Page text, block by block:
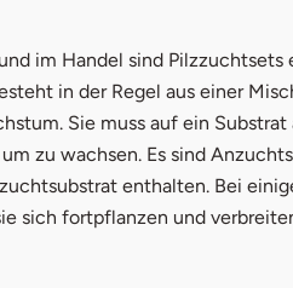
im Handel sind Pilzzuchtsets
in der Regel aus einer
Sie muss auf ein
zu wachsen. Es sind
enthalten. Bei
sich fortpflanzen und